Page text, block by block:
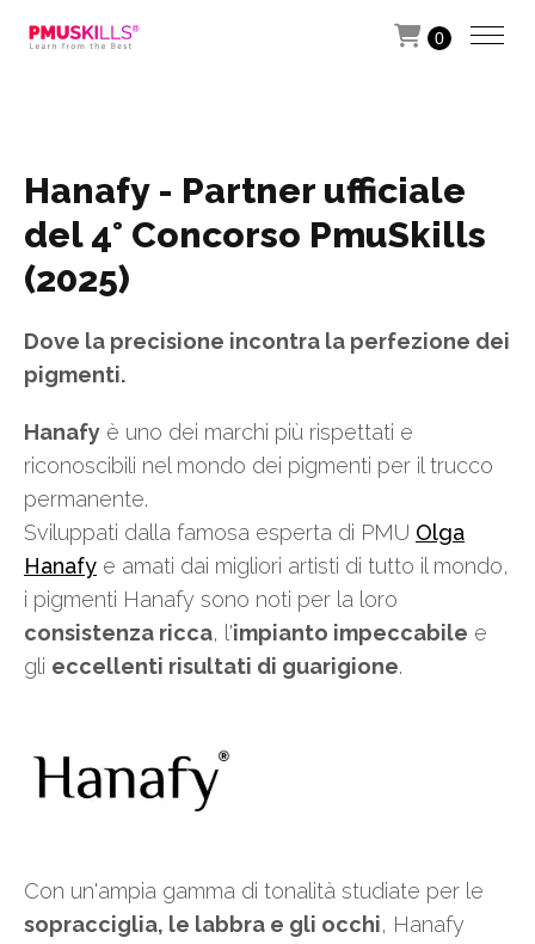
0
Hanafy - Partner ufficiale
del 4° Concorso PmuSkills
(2025)
Dove la precisione incontra la perfezione dei
pigmenti.
Hanafy è uno dei marchi più rispettati e
riconoscibili nel mondo dei pigmenti per il trucco
permanente.
Sviluppati dalla famosa esperta di PMU Olga
Hanafy e amati dai migliori artisti di tutto il mondo,
i pigmenti Hanafy sono noti per la loro
consistenza ricca, l'impianto impeccabile e
gli eccellenti risultati di guarigione.
Con un'ampia gamma di tonalità studiate per le
sopracciglia, le labbra e gli occhi, Hanafy